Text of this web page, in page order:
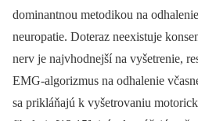
dominantnou metodikou na
neuropatie. Doteraz neexistuje
nerv je najvhodnejší na vyšetrenie,
EMG‑algorizmus na odhalenie
sa prikláňajú k vyšetrovaniu